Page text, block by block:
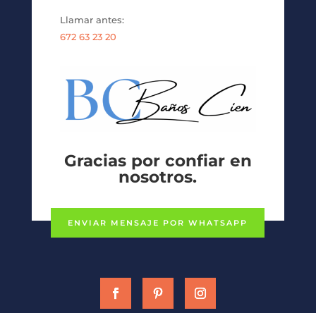
Llamar antes:
672 63 23 20
Gracias por confiar en
nosotros.
ENVIAR MENSAJE POR WHATSAPP